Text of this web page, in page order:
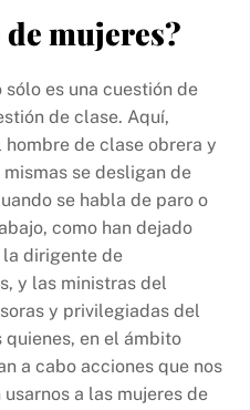
mujeres?
es una cuestión de
de clase. Aquí,
de clase obrera y
se desligan de
se habla de paro o
como han dejado
dirigente de
y las ministras del
y privilegiadas del
quienes, en el ámbito
a cabo acciones que nos
a las mujeres de